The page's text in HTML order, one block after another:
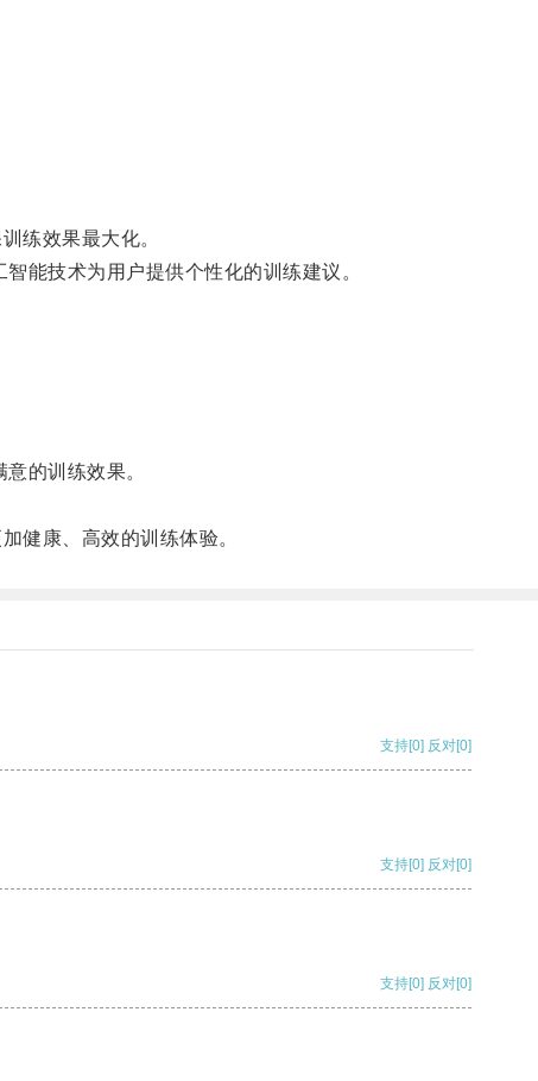
练效果最大化。
能技术为用户提供个性化的训练建议。
的训练效果。
健康、高效的训练体验。
支持[0] 反对[0]
支持[0] 反对[0]
支持[0] 反对[0]